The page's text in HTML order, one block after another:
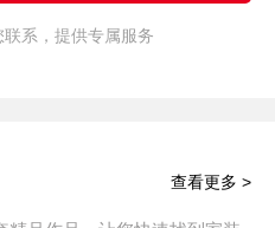
系，提供专属服务
查看更多 >